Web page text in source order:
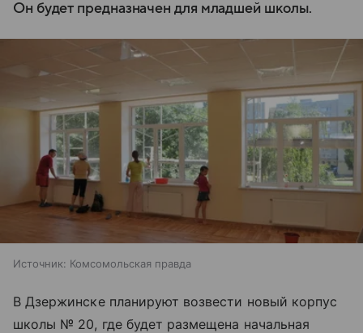
Он будет предназначен для младшей школы.
Источник: Комсомольская правда
В Дзержинске планируют возвести новый корпус
школы № 20, где будет размещена начальная